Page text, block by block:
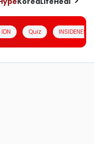
Quiz INSIDENESIA